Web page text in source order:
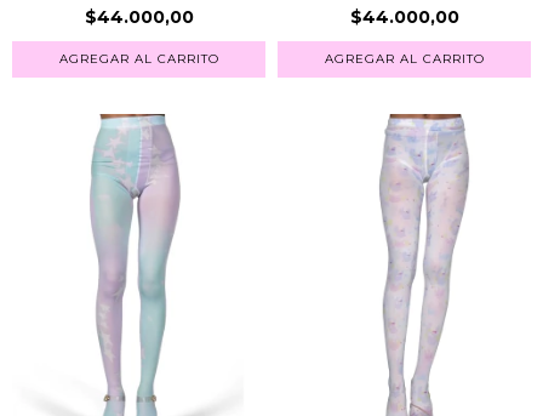
$44.000,00
AGREGAR AL CARRITO
$44.000,00
AGREGAR AL CARRITO